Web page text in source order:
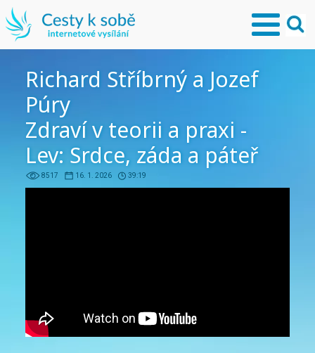
Richard Stříbrný a Jozef
Púry
Zdraví v teorii a praxi -
Lev: Srdce, záda a páteř
8517 16. 1. 2026 39:19